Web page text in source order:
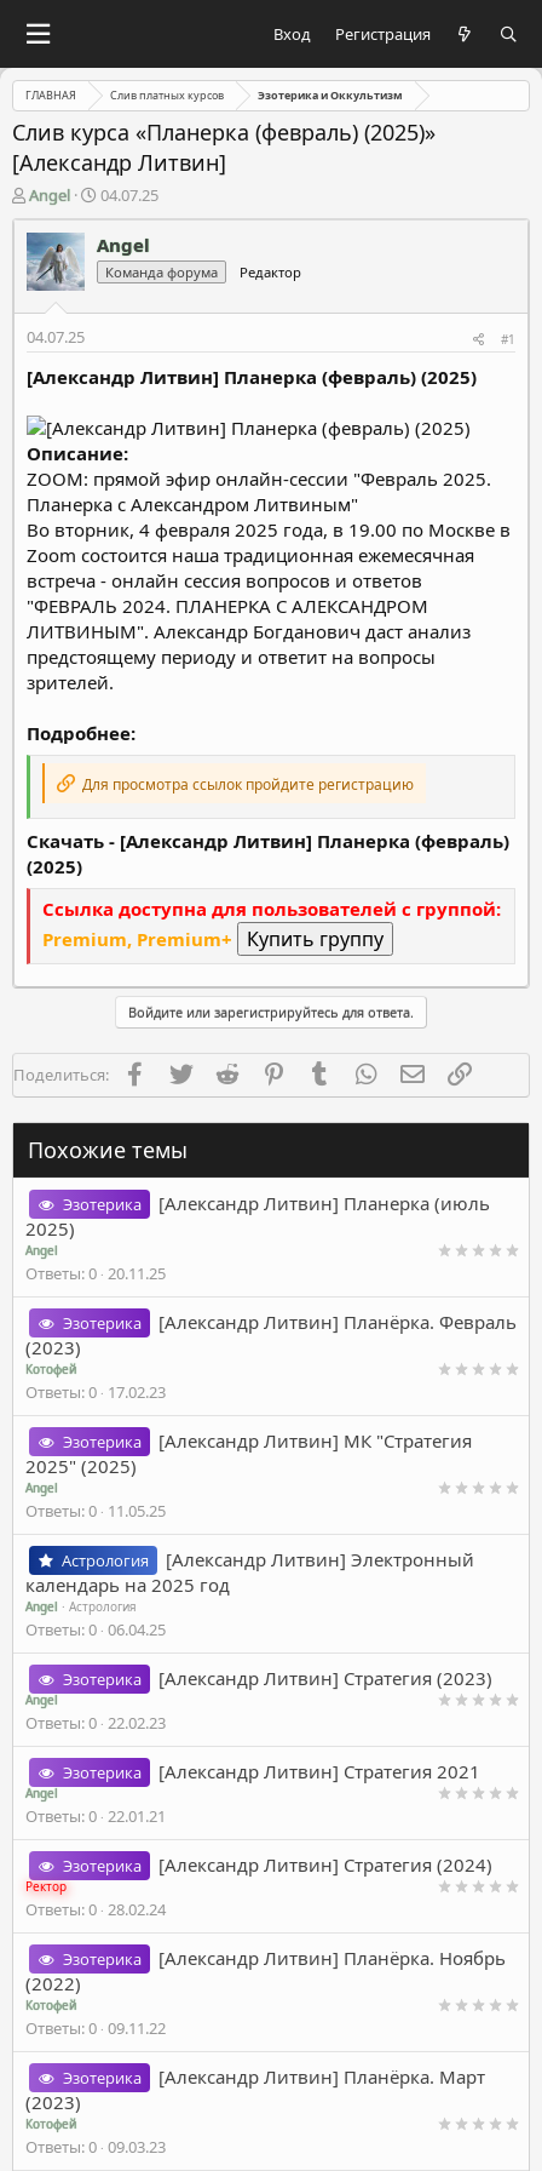
Вход Регистрация
ГЛАВНАЯ Слив платных курсов Эзотерика и Оккультизм
Слив курса «Планерка (февраль) (2025)»
[Александр Литвин]
А
в
т
о
р
м
ы
Angel
Д
а
т
а
н
а
а
04.07.25
Angel
Команда форума Редактор
04.07.25 #1
[Александр Литвин] Планерка (февраль) (2025)
Описание:
ZOOM: прямой эфир онлайн-сессии "Февраль 2025.
Планерка с Александром Литвиным"
Во вторник, 4 февраля 2025 года, в 19.00 по Москве в
Zoom состоится наша традиционная ежемесячная
встреча - онлайн сессия вопросов и ответов
"ФЕВРАЛЬ 2024. ПЛАНЕРКА С АЛЕКСАНДРОМ
ЛИТВИНЫМ". Александр Богданович даст анализ
предстоящему периоду и ответит на вопросы
зрителей.
Подробнее:
Для просмотра ссылок пройдите регистрацию
Скачать - [Александр Литвин] Планерка (февраль)
(2025)
Ссылка доступна для пользователей с группой:
Premium, Premium+
Войдите или зарегистрируйтесь для ответа.
Поделиться: FacebookTwitter Reddit PinterestTumblr WhatsAppЭлектронная
Похожие темы
Эзотерика
[Александр Литвин] Планерка (июль
2025)
Angel
Ответы 0 20.11.25
Эзотерика
[Александр Литвин] Планёрка. Февраль
(2023)
Котофей
Ответы 0 17.02.23
Эзотерика
[Александр Литвин] МК "Стратегия
2025" (2025)
Angel
Ответы 0 11.05.25
Астрология
[Александр Литвин] Электронный
календарь на 2025 год
Angel Астрология
Ответы 0 06.04.25
Эзотерика [Александр Литвин] Стратегия (2023)
Angel
Ответы 0 22.02.23
Эзотерика [Александр Литвин] Стратегия 2021
Angel
Ответы 0 22.01.21
Эзотерика [Александр Литвин] Стратегия (2024)
Ректор
Ответы 0 28.02.24
Эзотерика
[Александр Литвин] Планёрка. Ноябрь
(2022)
Котофей
Ответы 0 09.11.22
Эзотерика
[Александр Литвин] Планёрка. Mapт
(2023)
Котофей
Ответы 0 09.03.23